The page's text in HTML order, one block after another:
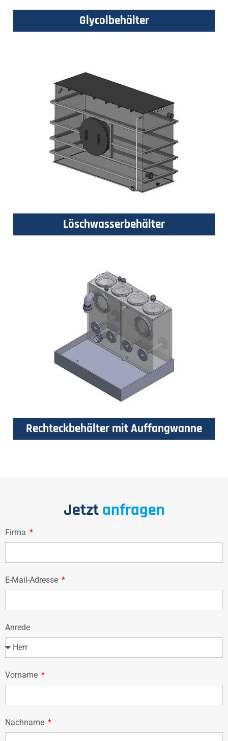
Glycolbehälter
Löschwasserbehälter
Rechteckbehälter mit Auffangwanne
Jetztanfragen
Firma
E-Mail-Adresse
Anrede
Vorname
Nachname